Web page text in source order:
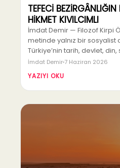
TEFECİ
HİKMET KIVILCIMLI
İmdat Demir — Filozof Kirpi
metinde yalnız bir sosyalist
Türkiye’nin tarih, devlet,
İmdat Demir 7 Haziran 2026
YAZIYI OKU